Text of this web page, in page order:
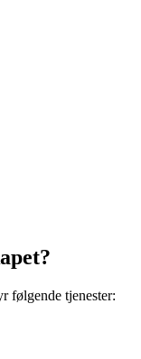
følgende tjenester: